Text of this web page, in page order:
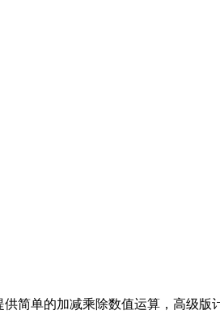
简单的加减乘除数值运算，高级版